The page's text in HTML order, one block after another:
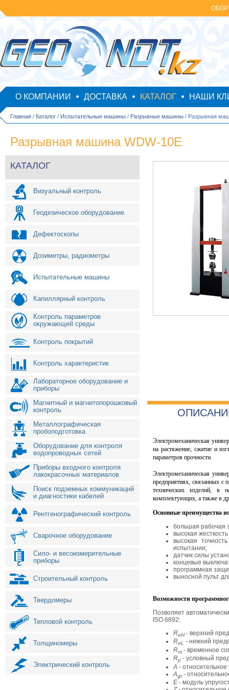
О КОМПАНИИ ДОСТАВКА КАТАЛОГ НАШИ
Главная / Каталог / Испытательные машины / Разрывные машины / Разрывная
Разрывная машина WDW-10E
КАТАЛОГ
Визуальный контроль
Геодезическое оборудование
Дефектоскопы
Дозиметры, радиометры
Испытательные машины
Капиллярный контроль
Контроль параметров
окружающей среды
Контроль покрытий
Контроль характеристик
Лабораторное оборудование и
приборы
Магнитный и магнитопорошковый
контроль
Металлографическая
пробоподготовка
Оборудование для контроля
водопроводных сетей
Приборы входного контроля
лакокрасочных материалов
Поиск подземных коммуникаций
и диагностики кабелей
Рентгенографический контроль
Сварочное оборудование
Сило- и весоизмерительные
приборы
Строительный контроль
Твердомеры
Тепловой контроль
Толщиномеры
Электрический контроль
Электромеханическая
на растяжение, сжатие и
параметров прочности.
Электромеханическая
предприятиях, связанных с
технических изделий, в
комплектующих, а также в
Основные преимущества
большая рабочая
высокая
высокая
испытании;
датчик силы
концевые
программная
выносной пульт
Возможности
Позволяет
ISO 6892:
ReH - верхний
ReL - нижний
Rm - временное
Rp - условный
A -
Agt -
E - модуль